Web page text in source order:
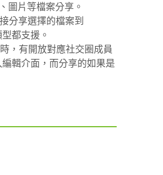
圖片等檔案分享。
分享選擇的檔案到
都支援。
，有開放對應社交圈成員
輯介面，而分享的如果是